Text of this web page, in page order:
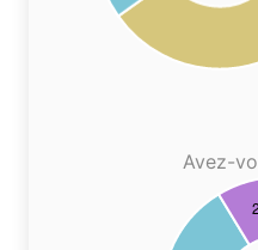
Avez-